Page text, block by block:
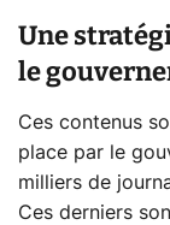
Une
le
Ces contenus
place par le
milliers de
Ces derniers